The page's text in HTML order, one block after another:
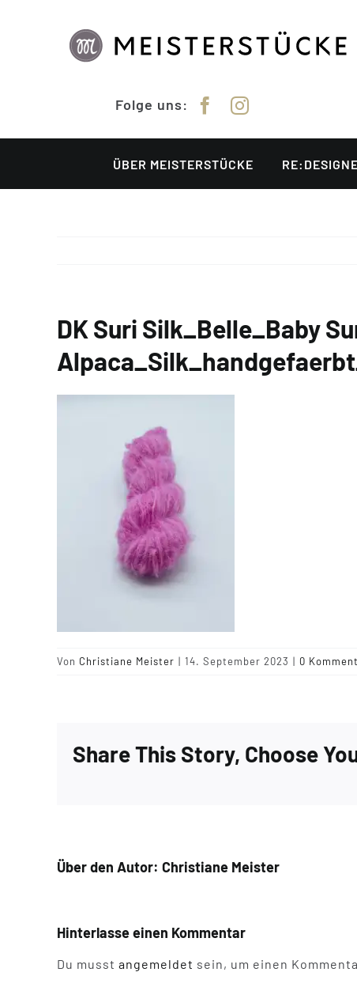
Folge uns:
ÜBER MEISTERSTÜCKE
DK Suri Silk_Belle_Baby
Von Christiane Meister | 14. September 2023 | 0
Share This Story, Choose
Über den Autor: Christiane Meister
Hinterlasse einen Kommentar
Du musst angemeldet sein, um einen